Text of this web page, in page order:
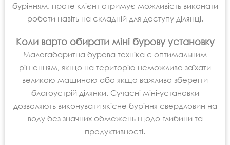
бурінням, проте клієнт отримує можливість виконати
роботи навіть на складній для доступу ділянці.
Коли варто обирати міні бурову установку
Малогабаритна бурова техніка є оптимальним
рішенням, якщо на територію неможливо заїхати
великою машиною або якщо важливо зберегти
благоустрій ділянки. Сучасні міні-установки
дозволяють виконувати якісне буріння свердловин на
воду без значних обмежень щодо глибини та
продуктивності.